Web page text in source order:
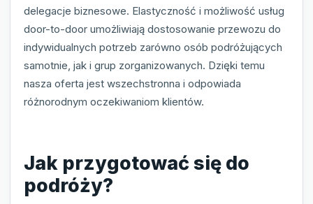
delegacje biznesowe. Elastyczność i możliwość usług
door-to-door umożliwiają dostosowanie przewozu do
indywidualnych potrzeb zarówno osób podróżujących
samotnie, jak i grup zorganizowanych. Dzięki temu
nasza oferta jest wszechstronna i odpowiada
różnorodnym oczekiwaniom klientów.
Jak przygotować się do
podróży?